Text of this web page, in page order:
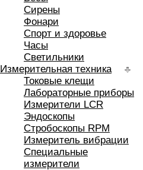
Сирены
Фонари
Спорт и здоровье
Часы
Светильники
Измерительная техника
Токовые клещи
Лабораторные приборы
Измерители LCR
Эндоскопы
Стробоскопы RPM
Измеритель вибрации
Специальные
измерители